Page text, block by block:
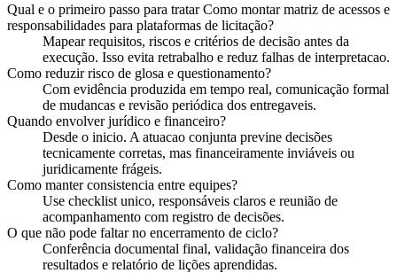
Qual e o primeiro passo para tratar Como montar matriz de acessos e
responsabilidades para plataformas de licitação?
Mapear requisitos, riscos e critérios de decisão antes da
execução. Isso evita retrabalho e reduz falhas de interpretacao.
Como reduzir risco de glosa e questionamento?
Com evidência produzida em tempo real, comunicação formal
de mudancas e revisão periódica dos entregaveis.
Quando envolver jurídico e financeiro?
Desde o inicio. A atuacao conjunta previne decisões
tecnicamente corretas, mas financeiramente inviáveis ou
juridicamente frágeis.
Como manter consistencia entre equipes?
Use checklist unico, responsáveis claros e reunião de
acompanhamento com registro de decisões.
O que não pode faltar no encerramento de ciclo?
Conferência documental final, validação financeira dos
resultados e relatório de lições aprendidas.